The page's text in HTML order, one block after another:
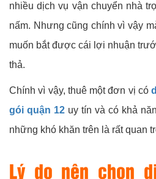
nhiều dịch vụ vận chuyển nhà
nấm. Nhưng cũng chính vì vậy
muốn bắt được cái lợi nhuận
thả.
Chính vì vậy, thuê một đơn vị có
gói quận 12 uy tín và có khả
những khó khăn trên là rất quan
Lý do nên chọn